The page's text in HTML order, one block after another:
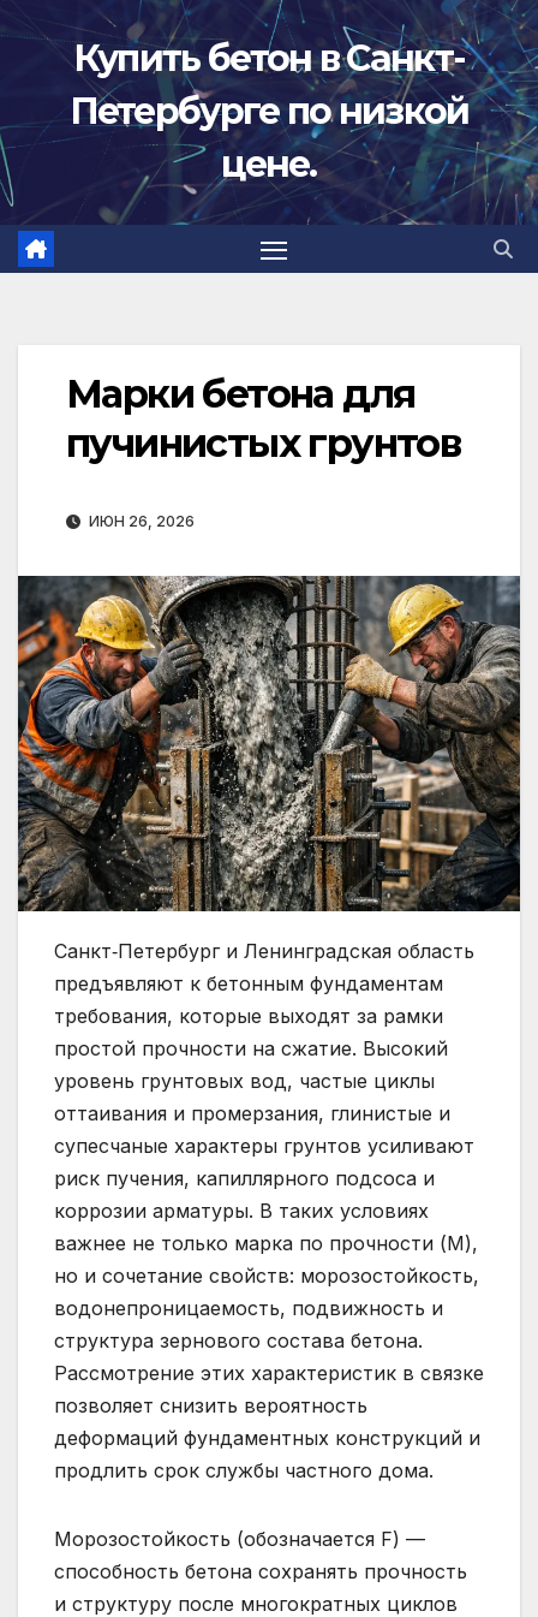
содержимому
Купить бетон в Санкт-
Петербурге по низкой
цене.
Марки бетона для
пучинистых грунтов
ИЮН 26, 2026
Санкт‑Петербург и Ленинградская область
предъявляют к бетонным фундаментам
требования, которые выходят за рамки
простой прочности на сжатие. Высокий
уровень грунтовых вод, частые циклы
оттаивания и промерзания, глинистые и
супесчаные характеры грунтов усиливают
риск пучения, капиллярного подсоса и
коррозии арматуры. В таких условиях
важнее не только марка по прочности (М),
но и сочетание свойств: морозостойкость,
водонепроницаемость, подвижность и
структура зернового состава бетона.
Рассмотрение этих характеристик в связке
позволяет снизить вероятность
деформаций фундаментных конструкций и
продлить срок службы частного дома.
Морозостойкость (обозначается F) —
способность бетона сохранять прочность
и структуру после многократных циклов